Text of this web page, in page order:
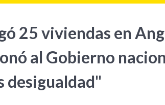
25 viviendas en
al Gobierno
desigualdad"